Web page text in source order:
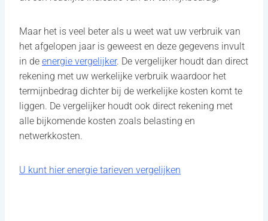
Maar het is veel beter als u weet wat uw verbruik van
het afgelopen jaar is geweest en deze gegevens invult
in de energie vergelijker. De vergelijker houdt dan direct
rekening met uw werkelijke verbruik waardoor het
termijnbedrag dichter bij de werkelijke kosten komt te
liggen. De vergelijker houdt ook direct rekening met
alle bijkomende kosten zoals belasting en
netwerkkosten.
U kunt hier energie tarieven vergelijken